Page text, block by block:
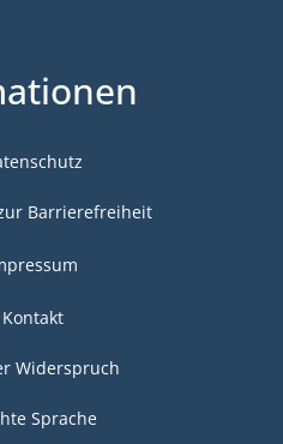
Barrierefreiheit
Kontakt
Widerspruch
Sprache